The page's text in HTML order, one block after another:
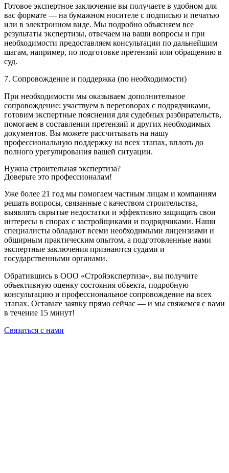
Готовое экспертное заключение вы получаете в удобном для
вас формате — на бумажном носителе с подписью и печатью
или в электронном виде. Мы подробно объясняем все
результаты экспертизы, отвечаем на ваши вопросы и при
необходимости предоставляем консультации по дальнейшим
шагам, например, по подготовке претензий или обращению в
суд.
7. Сопровождение и поддержка (по необходимости)
При необходимости мы оказываем дополнительное
сопровождение: участвуем в переговорах с подрядчиками,
готовим экспертные пояснения для судебных разбирательств,
помогаем в составлении претензий и других необходимых
документов. Вы можете рассчитывать на нашу
профессиональную поддержку на всех этапах, вплоть до
полного урегулирования вашей ситуации.
Нужна строительная экспертиза?
Доверьте это профессионалам!
Уже более 21 год мы помогаем частным лицам и компаниям
решать вопросы, связанные с качеством строительства,
выявлять скрытые недостатки и эффективно защищать свои
интересы в спорах с застройщиками и подрядчиками. Наши
специалисты обладают всеми необходимыми лицензиями и
обширным практическим опытом, а подготовленные нами
экспертные заключения признаются судами и
государственными органами.
Обратившись в ООО «Стройэкспертиза», вы получите
объективную оценку состояния объекта, подробную
консультацию и профессиональное сопровождение на всех
этапах. Оставьте заявку прямо сейчас — и мы свяжемся с вами
в течение 15 минут!
Связаться с нами